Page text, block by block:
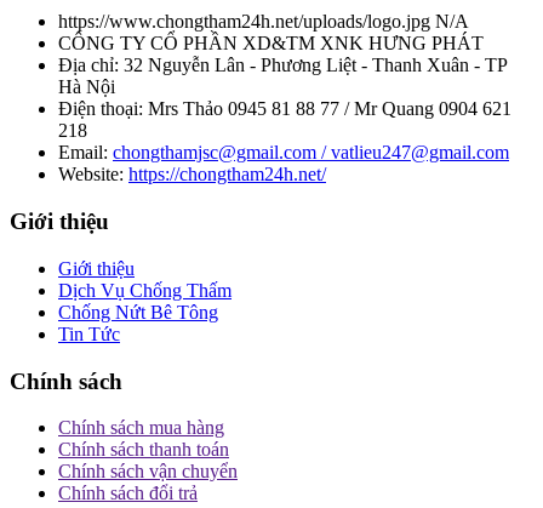
https://www.chongtham24h.net/uploads/logo.jpg N/A
CÔNG TY CỔ PHẦN XD&TM XNK HƯNG PHÁT
Địa chỉ: 32 Nguyễn Lân - Phương Liệt - Thanh Xuân - TP
Hà Nội
Điện thoại: Mrs Thảo 0945 81 88 77 / Mr Quang 0904 621
218
Email: chongthamjsc@gmail.com / vatlieu247@gmail.com
Website: https://chongtham24h.net/
Giới thiệu
Giới thiệu
Dịch Vụ Chống Thấm
Chống Nứt Bê Tông
Tin Tức
Chính sách
Chính sách mua hàng
Chính sách thanh toán
Chính sách vận chuyển
Chính sách đổi trả